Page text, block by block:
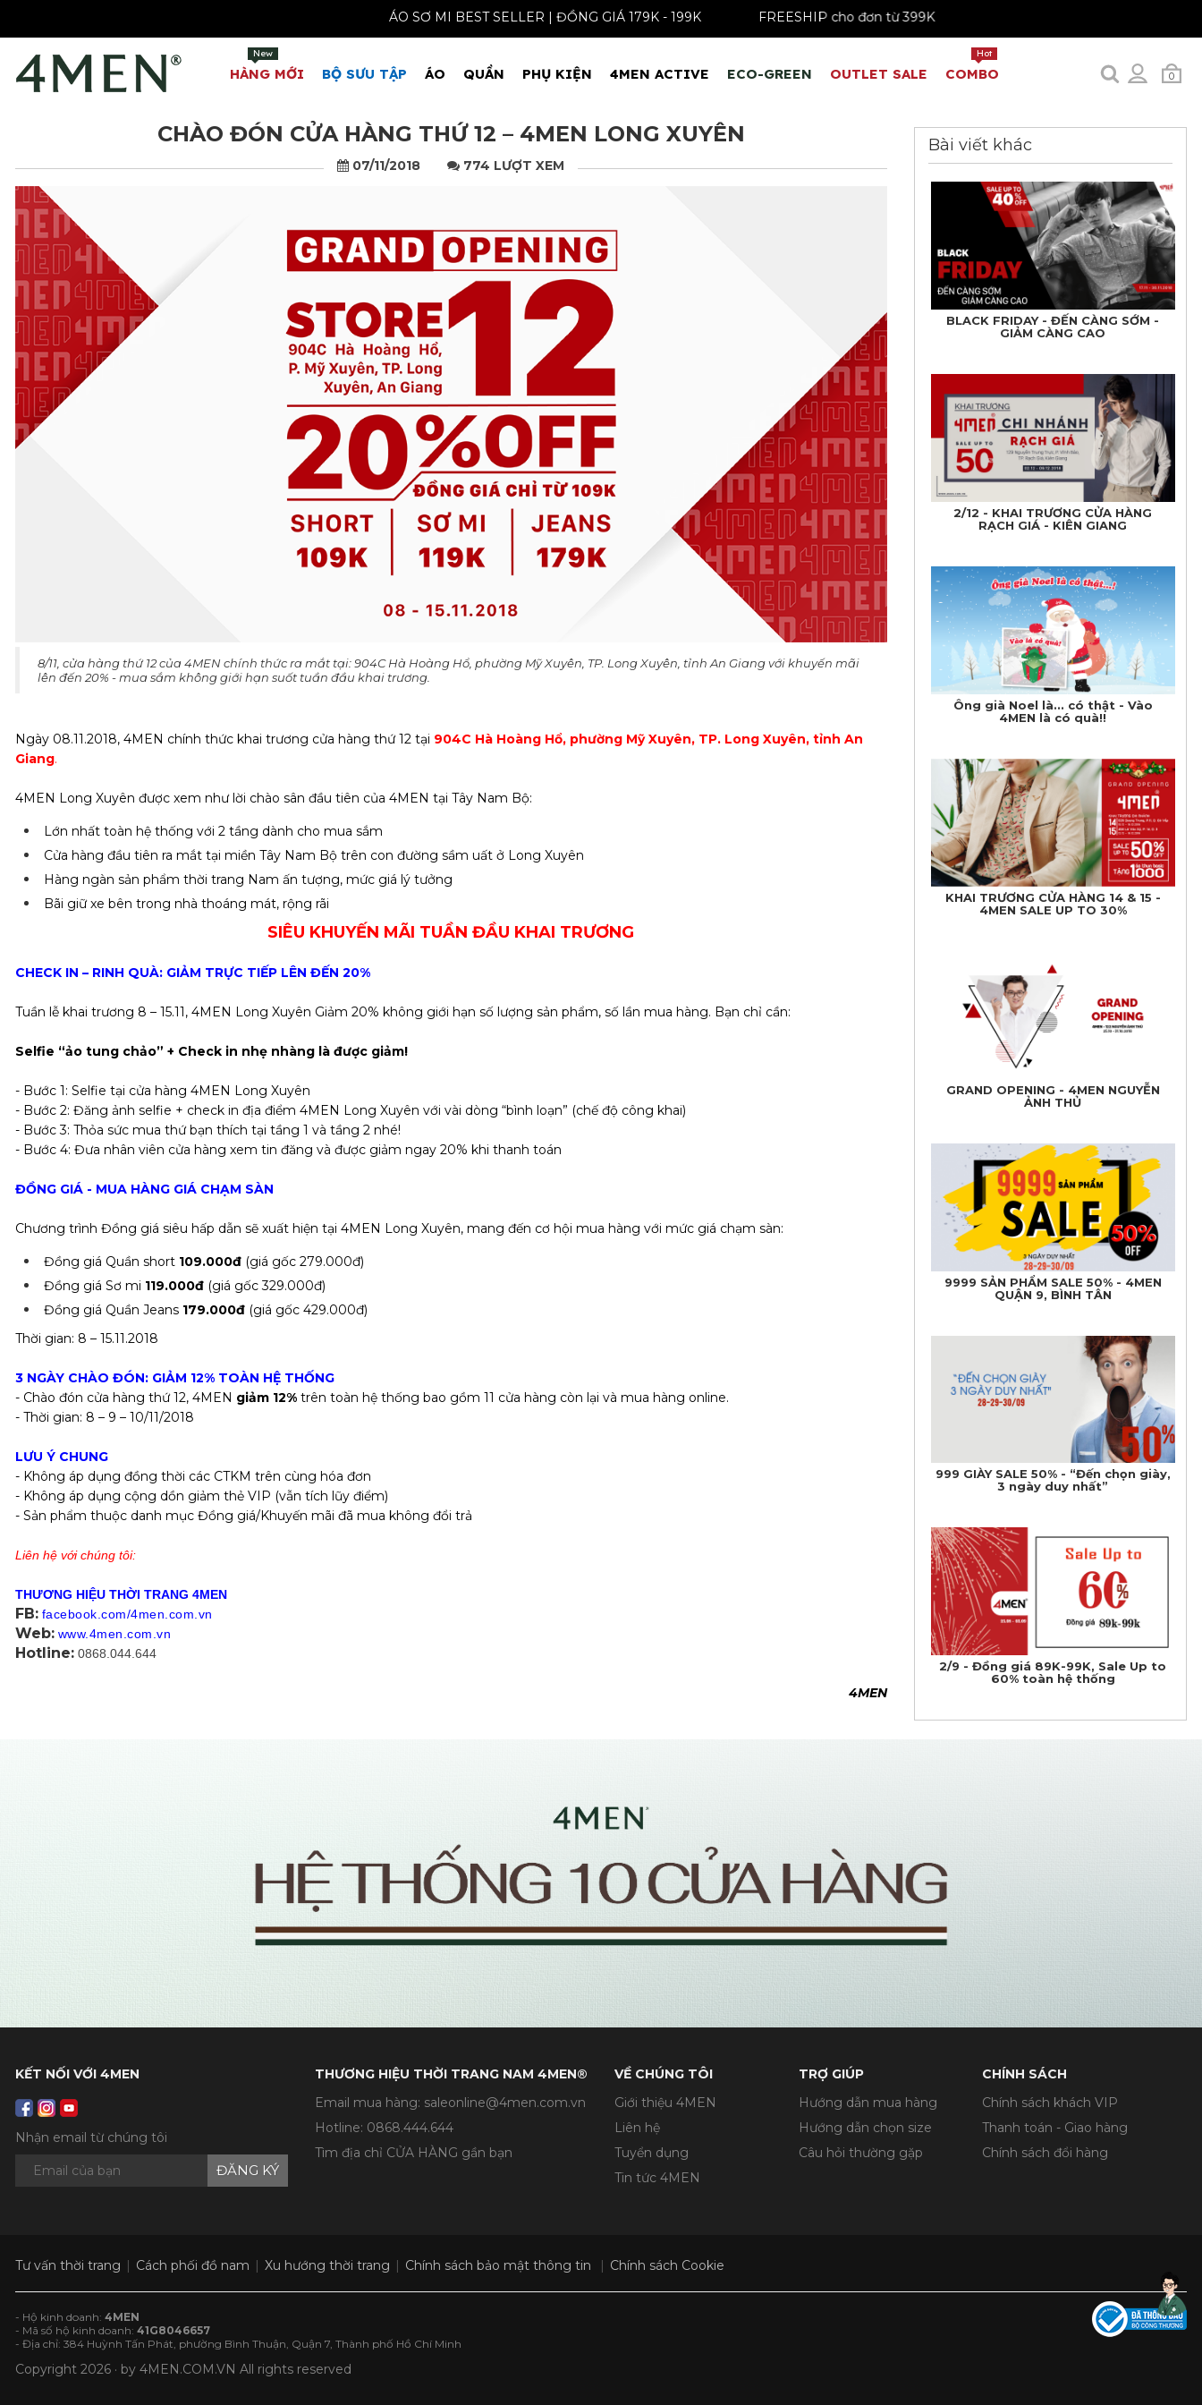
ÁO SƠ MI BEST SELLER | ĐỒNG GIÁ 179K - 199K FREESHIP cho đơn từ 399K
0
HÀNG MỚI
New
BỘ SƯU TẬP ÁO QUẦN PHỤ KIỆN 4MEN ACTIVE ECO-GREEN OUTLET SALE COMBO
Hot
CHÀO ĐÓN CỬA HÀNG THỨ 12 – 4MEN LONG XUYÊN
07/11/2018 774 LƯỢT XEM
8/11, cửa hàng thứ 12 của 4MEN chính thức ra mắt tại: 904C Hà Hoàng Hổ, phường Mỹ Xuyên, TP. Long Xuyên, tỉnh An Giang với khuyến mãi
lên đến 20% - mua sắm không giới hạn suốt tuần đầu khai trương.
Ngày 08.11.2018, 4MEN chính thức khai trương cửa hàng thứ 12 tại 904C Hà Hoàng Hổ, phường Mỹ Xuyên, TP. Long Xuyên, tỉnh An
Giang.
4MEN Long Xuyên được xem như lời chào sân đầu tiên của 4MEN tại Tây Nam Bộ:
Lớn nhất toàn hệ thống với 2 tầng dành cho mua sắm
Cửa hàng đầu tiên ra mắt tại miền Tây Nam Bộ trên con đường sầm uất ở Long Xuyên
Hàng ngàn sản phẩm thời trang Nam ấn tượng, mức giá lý tưởng
Bãi giữ xe bên trong nhà thoáng mát, rộng rãi
SIÊU KHUYẾN MÃI TUẦN ĐẦU KHAI TRƯƠNG
CHECK IN – RINH QUÀ: GIẢM TRỰC TIẾP LÊN ĐẾN 20%
Tuần lễ khai trương 8 – 15.11, 4MEN Long Xuyên Giảm 20% không giới hạn số lượng sản phẩm, số lần mua hàng. Bạn chỉ cần:
Selfie “ảo tung chảo” + Check in nhẹ nhàng là được giảm!
- Bước 1: Selfie tại cửa hàng 4MEN Long Xuyên
- Bước 2: Đăng ảnh selfie + check in địa điểm 4MEN Long Xuyên với vài dòng “bình loạn” (chế độ công khai)
- Bước 3: Thỏa sức mua thứ bạn thích tại tầng 1 và tầng 2 nhé!
- Bước 4: Đưa nhân viên cửa hàng xem tin đăng và được giảm ngay 20% khi thanh toán
ĐỒNG GIÁ - MUA HÀNG GIÁ CHẠM SÀN
Chương trình Đồng giá siêu hấp dẫn sẽ xuất hiện tại 4MEN Long Xuyên, mang đến cơ hội mua hàng với mức giá chạm sàn:
Đồng giá Quần short 109.000đ(giá gốc 279.000đ)
Đồng giá Sơ mi 119.000đ(giá gốc 329.000đ)
Đồng giá Quần Jeans 179.000đ(giá gốc 429.000đ)
Thời gian: 8 – 15.11.2018
3 NGÀY CHÀO ĐÓN: GIẢM 12% TOÀN HỆ THỐNG
- Chào đón cửa hàng thứ 12, 4MEN giảm 12%trên toàn hệ thống bao gồm 11 cửa hàng còn lại và mua hàng online.
- Thời gian: 8 – 9 – 10/11/2018
LƯU Ý CHUNG
- Không áp dụng đồng thời các CTKM trên cùng hóa đơn
- Không áp dụng cộng dồn giảm thẻ VIP (vẫn tích lũy điểm)
- Sản phẩm thuộc danh mục Đồng giá/Khuyến mãi đã mua không đổi trả
Liên hệ với chúng tôi:
THƯƠNG HIỆU THỜI TRANG 4MEN
FB: facebook.com/4men.com.vn
Web: www.4men.com.vn
Hotline:0868.044.644
4MEN
Bài viết khác
BLACK FRIDAY - ĐẾN CÀNG SỚM -
GIẢM CÀNG CAO
2/12 - KHAI TRƯƠNG CỬA HÀNG
RẠCH GIÁ - KIÊN GIANG
Ông già Noel là... có thật - Vào
4MEN là có quà!!
KHAI TRƯƠNG CỬA HÀNG 14 & 15 -
4MEN SALE UP TO 30%
GRAND OPENING - 4MEN NGUYỄN
ẢNH THỦ
9999 SẢN PHẨM SALE 50% - 4MEN
QUẬN 9, BÌNH TÂN
999 GIÀY SALE 50% - “Đến chọn giày,
3 ngày duy nhất”
2/9 - Đồng giá 89K-99K, Sale Up to
60% toàn hệ thống
KẾT NỐI VỚI 4MEN
Nhận email từ chúng tôi
ĐĂNG KÝ
THƯƠNG HIỆU THỜI TRANG NAM 4MEN®
Email mua hàng: saleonline@4men.com.vn
Hotline: 0868.444.644
Tìm địa chỉ CỬA HÀNG gần bạn
VỀ CHÚNG TÔI
Giới thiệu 4MEN
Liên hệ
Tuyển dụng
Tin tức 4MEN
TRỢ GIÚP
Hướng dẫn mua hàng
Hướng dẫn chọn size
Câu hỏi thường gặp
CHÍNH SÁCH
Chính sách khách VIP
Thanh toán - Giao hàng
Chính sách đổi hàng
Tư vấn thời trang Cách phối đồ nam Xu hướng thời trang Chính sách bảo mật thông tin Chính sách Cookie
- Hộ kinh doanh: 4MEN
- Mã số hộ kinh doanh: 41G8046657
- Địa chỉ: 384 Huỳnh Tấn Phát, phường Bình Thuận, Quận 7, Thành phố Hồ Chí Minh
Copyright 2026 · by 4MEN.COM.VN All rights reserved